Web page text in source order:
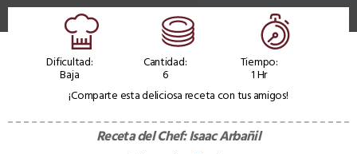
Dificultad:
Baja
Cantidad:
6
Tiempo:
1 Hr
¡Comparte esta deliciosa receta con tus amigos!
Receta del Chef:Isaac Arbañil